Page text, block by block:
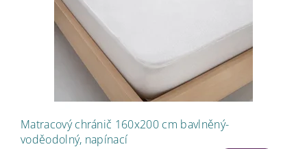
Matracový chránič 160x200 cm bavlněný-
voděodolný, napínací